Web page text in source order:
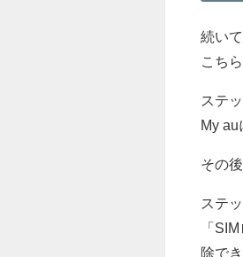
続い
こち
ステ
My au
その
ステ
「
除で